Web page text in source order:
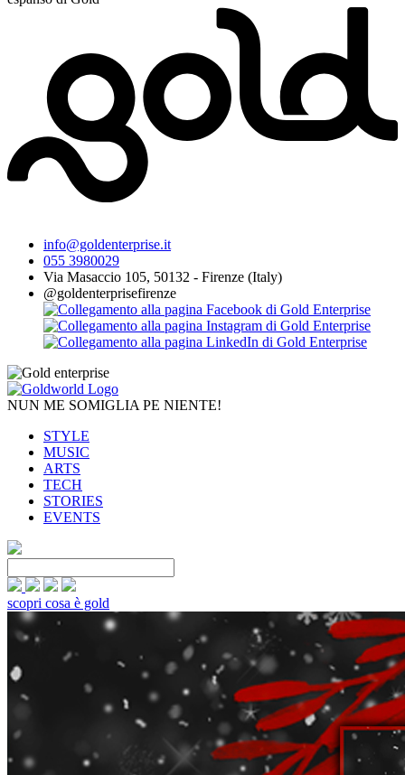
info@goldenterprise.it
055 3980029
Via Masaccio 105, 50132 - Firenze (Italy)
@goldenterprisefirenze
NUN ME SOMIGLIA PE NIENTE!
STYLE
MUSIC
ARTS
TECH
STORIES
EVENTS
scopri cosa è gold